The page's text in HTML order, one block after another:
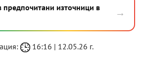
източници в
→
16:16 | 12.05.26 г.